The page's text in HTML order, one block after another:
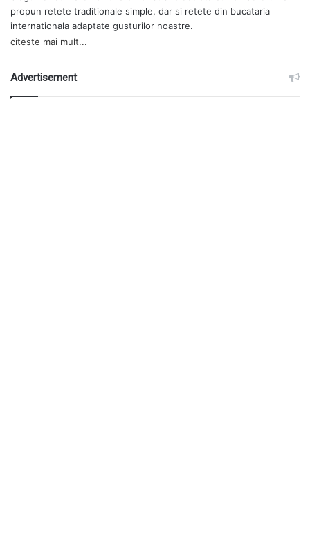
propun retete traditionale simple, dar si retete din bucataria
internationala adaptate gusturilor noastre.
citeste mai mult...
Advertisement